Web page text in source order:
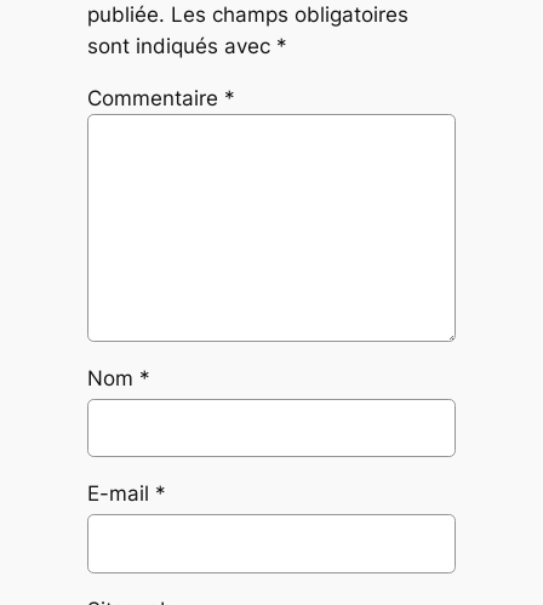
publiée. Les champs obligatoires
sont indiqués avec *
Commentaire *
Nom *
E-mail *